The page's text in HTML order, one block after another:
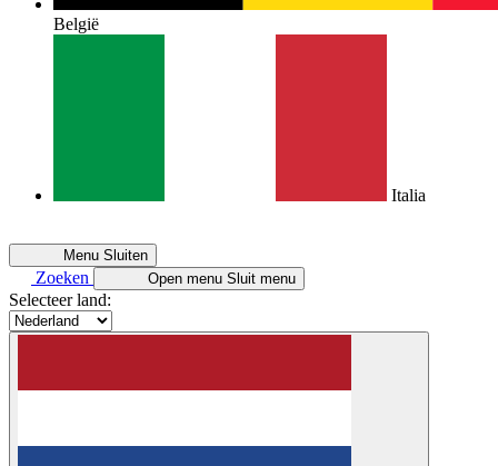
België
Italia
Menu Sluiten
Zoeken Open menu Sluit menu
Selecteer land: